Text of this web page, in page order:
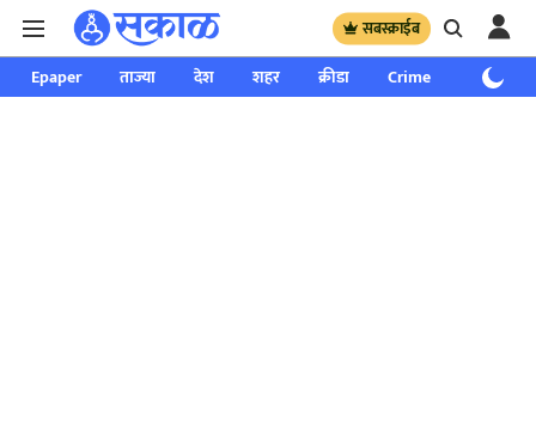
सबस्क्राईब
Epaper ताज्या देश शहर क्रीडा Crime साप्ताहिक